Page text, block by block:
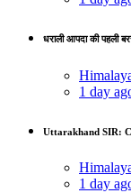
धराली आपदा की पहली
1 day
Uttarakhand SIR:
1 day